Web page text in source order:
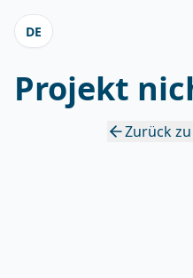
DE
Projekt
Zurück